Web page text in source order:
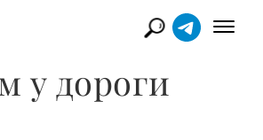
у дороги